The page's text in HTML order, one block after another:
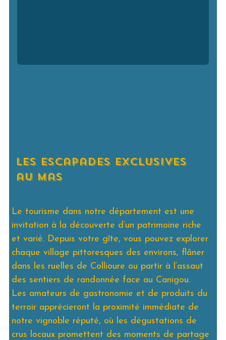
les escapades exclusives
au Mas
Le tourisme dans notre département est une
invitation à la découverte d’un patrimoine riche
et varié. Depuis votre gîte, vous pouvez explorer
chaque village pittoresques des environs, flâner
dans les ruelles de Collioure ou partir à l’assaut
des sentiers de randonnée face au Canigou.
Les amateurs de gastronomie et de produits du
terroir apprécieront la proximité immédiate de
notre vignoble réputé, où les dégustations de
crus locaux promettent des moments de partage